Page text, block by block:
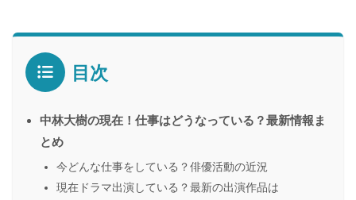
目次
中林大樹の現在！仕事はどうなっている？最新情報ま
とめ
今どんな仕事をしている？俳優活動の近況
現在ドラマ出演している？最新の出演作品は